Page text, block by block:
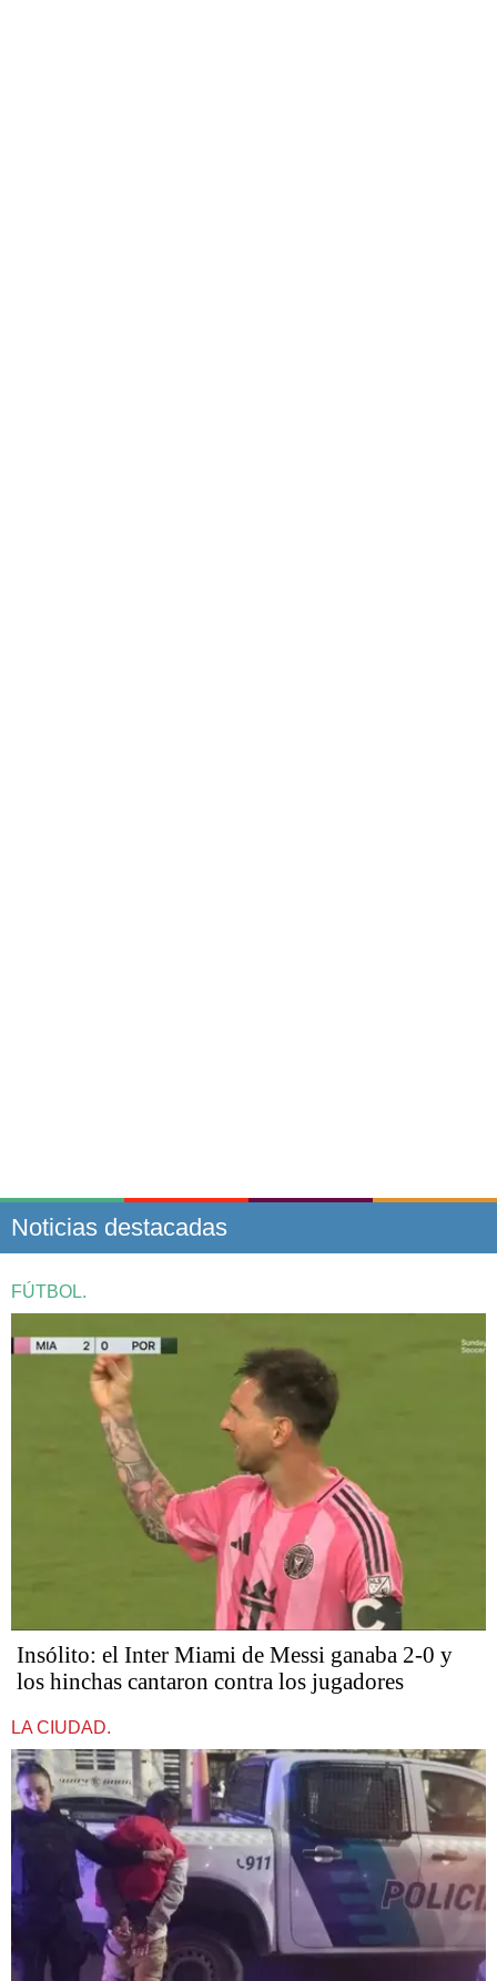
Noticias destacadas
FÚTBOL.
Insólito: el Inter Miami de Messi ganaba 2-0 y
los hinchas cantaron contra los jugadores
LA CIUDAD.